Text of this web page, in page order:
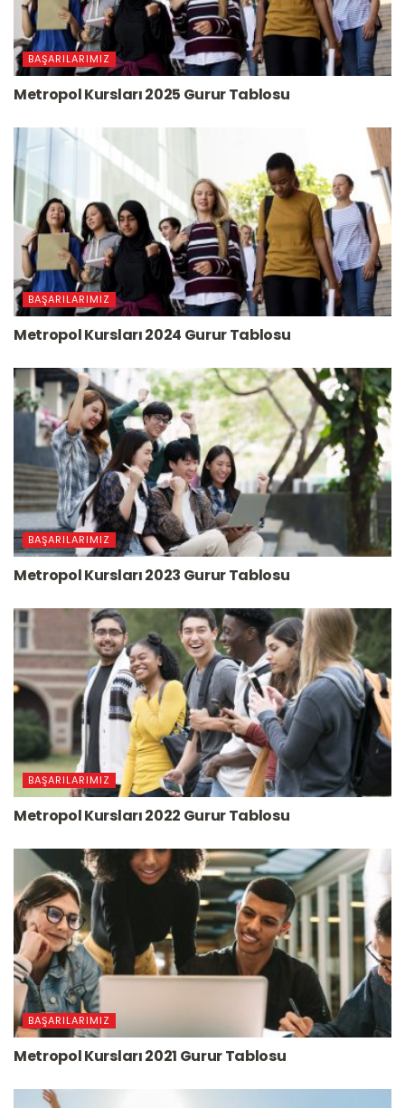
BAŞARILARIMIZ
Metropol Kursları 2025 Gurur Tablosu
BAŞARILARIMIZ
Metropol Kursları 2024 Gurur Tablosu
BAŞARILARIMIZ
Metropol Kursları 2023 Gurur Tablosu
BAŞARILARIMIZ
Metropol Kursları 2022 Gurur Tablosu
BAŞARILARIMIZ
Metropol Kursları 2021 Gurur Tablosu